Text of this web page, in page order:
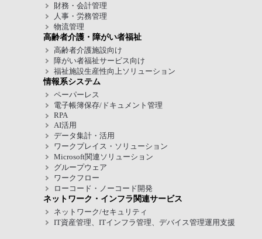
財務・会計管理
人事・労務管理
物流管理
高齢者介護・障がい者福祉
高齢者介護施設向け
障がい者福祉サービス向け
福祉施設生産性向上ソリューション
情報系システム
ペーパーレス
電子帳簿保存/ドキュメント管理
RPA
AI活用
データ集計・活用
ワークプレイス・ソリューション
Microsoft関連ソリューション
グループウェア
ワークフロー
ローコード・ノーコード開発
ネットワーク・インフラ関連サービス
ネットワーク/セキュリティ
IT資産管理、ITインフラ管理、デバイス管理運用支援